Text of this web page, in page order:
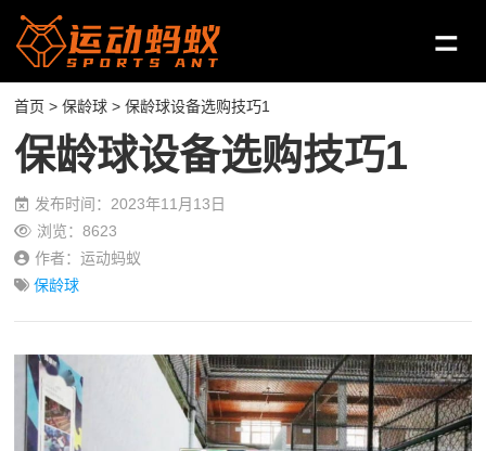
首页 >保龄球 > 保龄球设备选购技巧1
保龄球设备选购技巧1
发布时间：2023年11月13日
浏览：8623
作者：运动蚂蚁
保龄球